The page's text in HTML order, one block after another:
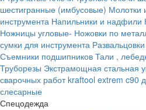
шестигранные (имбусовые) Молотки
инструмента Напильники и надфили
Ножницы угловые- Ножовки по
сумки для инструмента Развальцовки
Съемники подшипников Тали ,
Труборезы Экстрамощная стальная
сварочных работ kraftool extrem c90
слесарные
Спецодежда